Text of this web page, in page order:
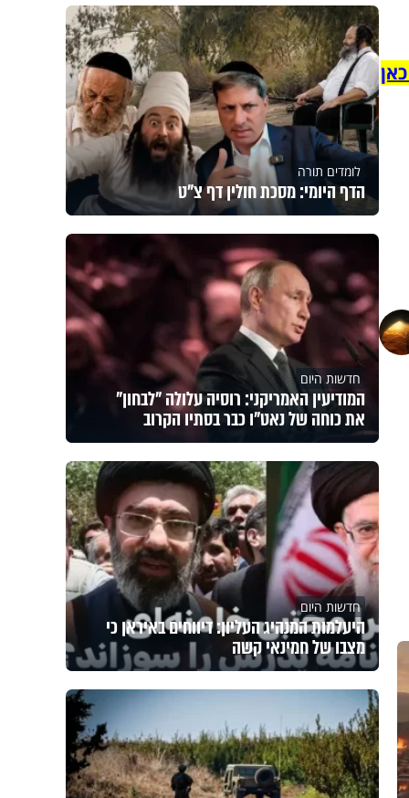
לומדים תורה
הדף היומי: מסכת חולין דף צ"ט
חדשות היום
המודיעין האמריקני: רוסיה עלולה "לבחון"
את כוחה של נאט"ו כבר בסתיו הקרוב
חדשות היום
היעלמות המנהיג העליון: דיווחים באיראן כי
מצבו של חמינאי קשה